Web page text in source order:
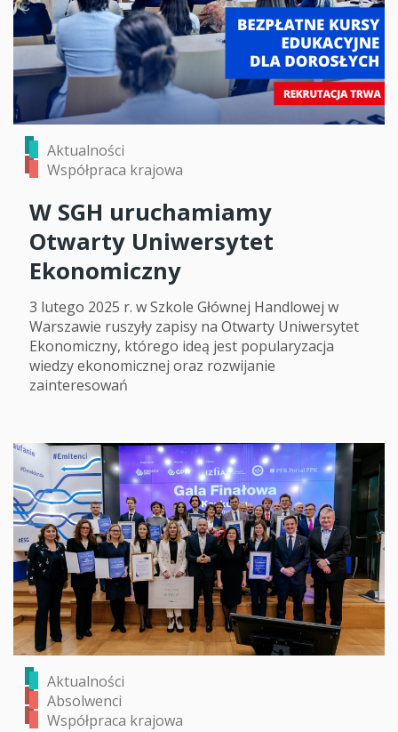
Aktualności
Współpraca krajowa
W SGH uruchamiamy
Otwarty Uniwersytet
Ekonomiczny
3 lutego 2025 r. w Szkole Głównej Handlowej w
Warszawie ruszyły zapisy na Otwarty Uniwersytet
Ekonomiczny, którego ideą jest popularyzacja
wiedzy ekonomicznej oraz rozwijanie
zainteresowań
Aktualności
Absolwenci
Współpraca krajowa